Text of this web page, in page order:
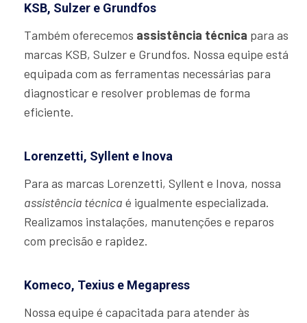
KSB, Sulzer e Grundfos
Também oferecemos assistência técnica para as
marcas KSB, Sulzer e Grundfos. Nossa equipe está
equipada com as ferramentas necessárias para
diagnosticar e resolver problemas de forma
eficiente.
Lorenzetti, Syllent e Inova
Para as marcas Lorenzetti, Syllent e Inova, nossa
assistência técnica é igualmente especializada.
Realizamos instalações, manutenções e reparos
com precisão e rapidez.
Komeco, Texius e Megapress
Nossa equipe é capacitada para atender às